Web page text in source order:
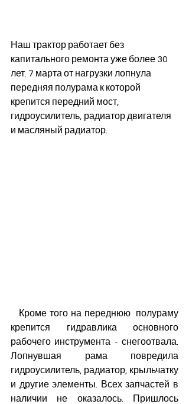
Наш трактор работает без
капитального ремонта уже более 30
лет. 7 марта от нагрузки лопнула
передняя полурама к которой
крепится передний мост,
гидроусилитель, радиатор двигателя
и масляный радиатор.
крепится гидравлика основного
рабочего инструмента - снегоотвала.
Лопнувшая рама повредила
гидроусилитель, радиатор, крыльчатку
и другие элементы. Всех запчастей в
наличии не оказалось. Пришлось